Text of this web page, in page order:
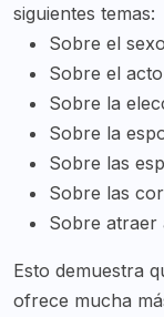
siguientes temas:
Sobre el
Sobre el
Sobre la
Sobre la
Sobre las
Sobre las
Sobre atraer
Esto demuestra
ofrece mucha